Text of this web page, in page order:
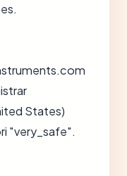
States)
"very_safe".